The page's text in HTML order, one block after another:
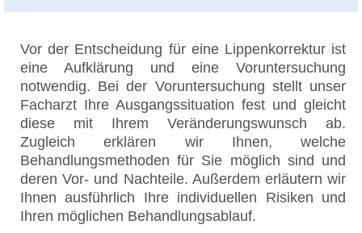
Vor der Entscheidung für eine Lippenkorrektur ist
eine Aufklärung und eine Voruntersuchung
notwendig. Bei der Voruntersuchung stellt unser
Facharzt Ihre Ausgangssituation fest und gleicht
diese mit Ihrem Veränderungswunsch ab.
Zugleich erklären wir Ihnen, welche
Behandlungsmethoden für Sie möglich sind und
deren Vor- und Nachteile. Außerdem erläutern wir
Ihnen ausführlich Ihre individuellen Risiken und
Ihren möglichen Behandlungsablauf.